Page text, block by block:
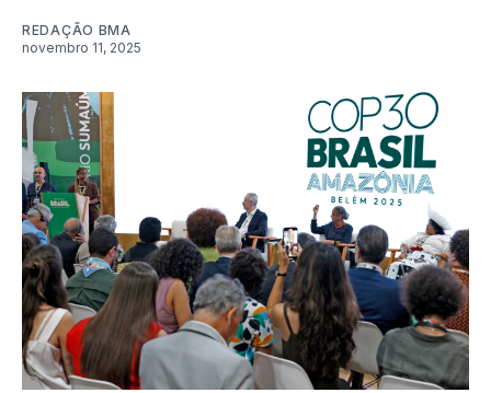
REDAÇÃO BMA
novembro 11, 2025